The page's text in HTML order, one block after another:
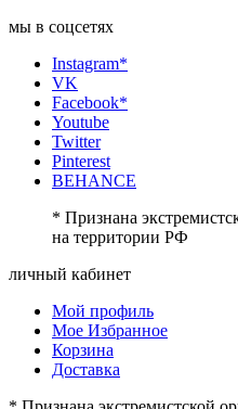
мы в соцсетях
Instagram*
VK
Facebook*
Youtube
Twitter
Pinterest
BEHANCE
* Признана
на территории РФ
личный кабинет
Мой профиль
Мое Избранное
Корзина
Доставка